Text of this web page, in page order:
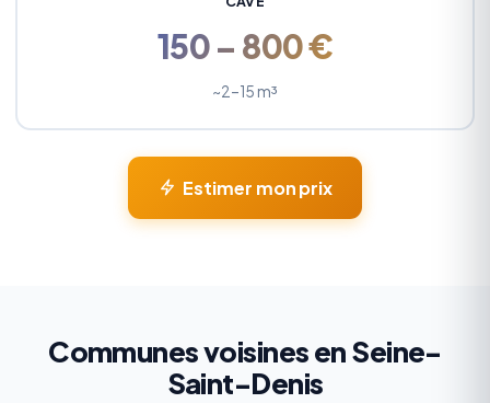
150 – 800 €
~2–15 m³
Estimer mon prix
Communes voisines en Seine-
Saint-Denis